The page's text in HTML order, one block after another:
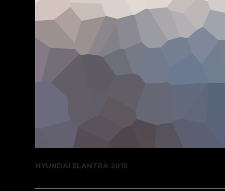
HYUNDAI ELANTRA 2015